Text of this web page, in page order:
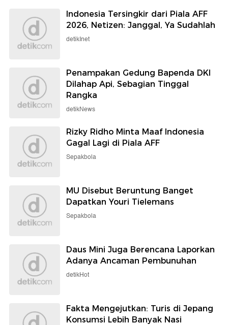
Indonesia Tersingkir dari Piala AFF
2026, Netizen: Janggal, Ya Sudahlah
detikInet
Penampakan Gedung Bapenda DKI
Dilahap Api, Sebagian Tinggal
Rangka
detikNews
Rizky Ridho Minta Maaf Indonesia
Gagal Lagi di Piala AFF
Sepakbola
MU Disebut Beruntung Banget
Dapatkan Youri Tielemans
Sepakbola
Daus Mini Juga Berencana Laporkan
Adanya Ancaman Pembunuhan
detikHot
Fakta Mengejutkan: Turis di Jepang
Konsumsi Lebih Banyak Nasi